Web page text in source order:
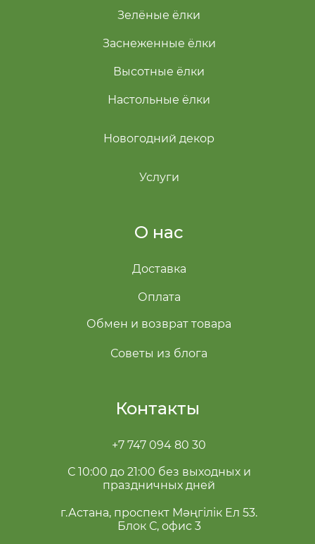
О нас
Контакты
Зелёные ёлки
Доставка
Оплата
Обмен и возврат товара
Заснеженные ёлки
+7 747 094 80 30
С 10:00 до 21:00 без выходных и
праздничных дней
Советы из блога
г.Астана, проспект Мәңгілік Ел 53.
Блок С, офис 3
Высотные ёлки
Настольные ёлки
Услуги
Новогодний декор